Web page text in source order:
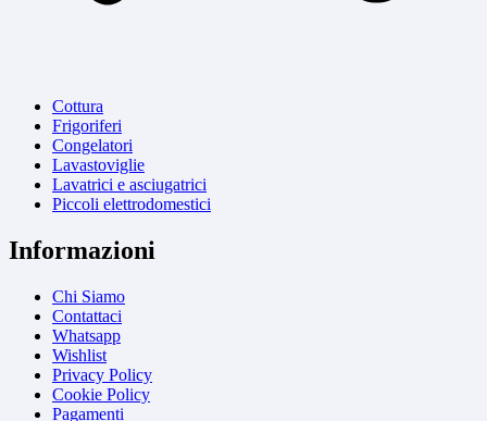
Cottura
Frigoriferi
Congelatori
Lavastoviglie
Lavatrici e asciugatrici
Piccoli elettrodomestici
Informazioni
Chi Siamo
Contattaci
Whatsapp
Wishlist
Privacy Policy
Cookie Policy
Pagamenti